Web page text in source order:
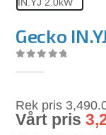
Gecko
Rek pris
Vårt pris